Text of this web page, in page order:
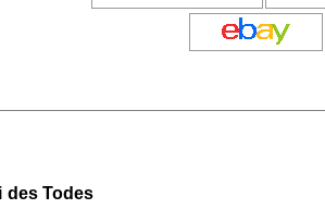
des Todes